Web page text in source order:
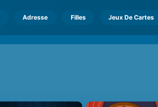
Adresse Filles Jeux De Cartes